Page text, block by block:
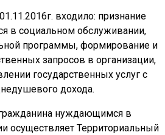
входило: признание
в социальном обслуживании,
программы, формирование и
запросов в организации,
государственных услуг с
дохода.
нуждающимся в
осуществляет Территориальный